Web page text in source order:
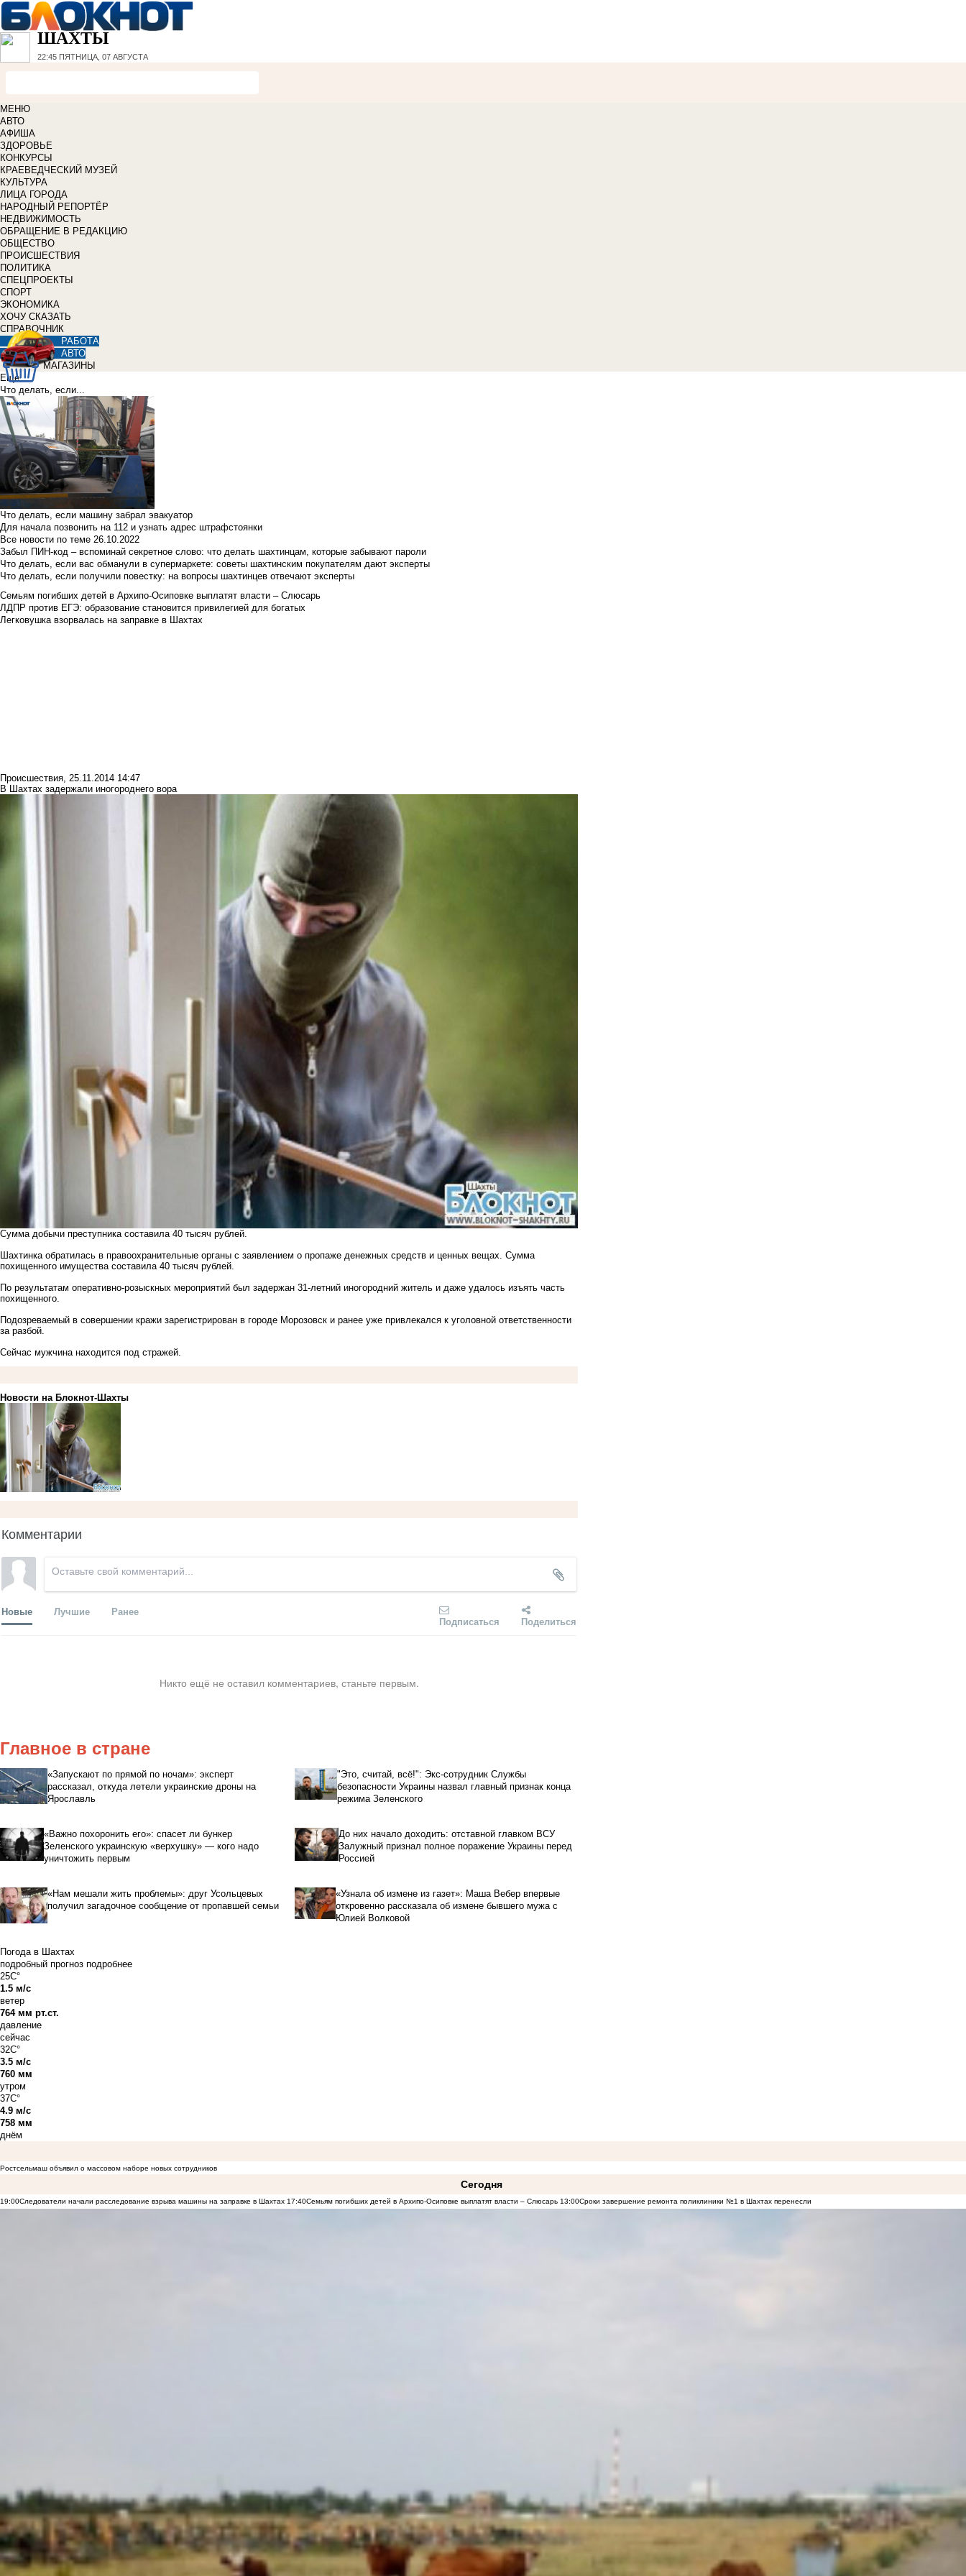
ШАХТЫ
22:45 ПЯТНИЦА, 07 АВГУСТА
МЕНЮ
АВТО
АФИША
ЗДОРОВЬЕ
КОНКУРСЫ
КРАЕВЕДЧЕСКИЙ МУЗЕЙ
КУЛЬТУРА
ЛИЦА ГОРОДА
НАРОДНЫЙ РЕПОРТЁР
НЕДВИЖИМОСТЬ
ОБРАЩЕНИЕ В РЕДАКЦИЮ
ОБЩЕСТВО
ПРОИСШЕСТВИЯ
ПОЛИТИКА
СПЕЦПРОЕКТЫ
СПОРТ
ЭКОНОМИКА
ХОЧУ СКАЗАТЬ
СПРАВОЧНИК
РАБОТА
АВТО
МАГАЗИНЫ
Еще
Что делать, если...
Что делать, если машину забрал эвакуатор
Для начала позвонить на 112 и узнать адрес штрафстоянки
Все новости по теме 26.10.2022
Забыл ПИН-код – вспоминай секретное слово: что делать шахтинцам, которые забывают пароли
Что делать, если вас обманули в супермаркете: советы шахтинским покупателям дают эксперты
Что делать, если получили повестку: на вопросы шахтинцев отвечают эксперты
Семьям погибших детей в Архипо-Осиповке выплатят власти – Слюсарь
ЛДПР против ЕГЭ: образование становится привилегией для богатых
Легковушка взорвалась на заправке в Шахтах
Происшествия, 25.11.2014 14:47
В Шахтах задержали иногороднего вора
Сумма добычи преступника составила 40 тысяч рублей.
Шахтинка обратилась в правоохранительные органы с заявлением о пропаже денежных средств и ценных вещах. Сумма
похищенного имущества составила 40 тысяч рублей.
По результатам оперативно-розыскных мероприятий был задержан 31-летний иногородний житель и даже удалось изъять часть
похищенного.
Подозреваемый в совершении кражи зарегистрирован в городе Морозовск и ранее уже привлекался к уголовной ответственности
за разбой.
Сейчас мужчина находится под стражей.
Новости на Блoкнoт-Шахты
Комментарии
Новые Лучшие Ранее
Подписаться Поделиться
Никто ещё не оставил комментариев, станьте первым.
Главное в стране
«Запускают по прямой по ночам»: эксперт
рассказал, откуда летели украинские дроны на
Ярославль
"Это, считай, всё!": Экс-сотрудник Службы
безопасности Украины назвал главный признак конца
режима Зеленского
«Важно похоронить его»: спасет ли бункер
Зеленского украинскую «верхушку» — кого надо
уничтожить первым
До них начало доходить: отставной главком ВСУ
Залужный признал полное поражение Украины перед
Россией
«Нам мешали жить проблемы»: друг Усольцевых
получил загадочное сообщение от пропавшей семьи
«Узнала об измене из газет»: Маша Вебер впервые
откровенно рассказала об измене бывшего мужа с
Юлией Волковой
Погода в Шахтах
подробный прогноз подробнее
25C°
1.5 м/с
ветер
764 мм рт.ст.
давление
сейчас
32C°
3.5 м/с
760 мм
утром
37C°
4.9 м/с
758 мм
днём
Ростсельмаш объявил о массовом наборе новых сотрудников
Сегодня
19:00Следователи начали расследование взрыва машины на заправке в Шахтах 17:40Семьям погибших детей в Архипо-Осиповке выплатят власти – Слюсарь 13:00Сроки завершение ремонта поликлиники №1 в Шахтах перенесли